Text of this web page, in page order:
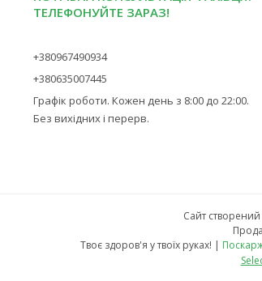
ТЕЛЕФОНУЙТЕ ЗАРАЗ!
+380967490934
+380635007445
Графік роботи. Кожен день з 8:00 до 22:00.
Без вихідних і перерв.
Сайт
Твоє здоров'я у твоїх руках! |